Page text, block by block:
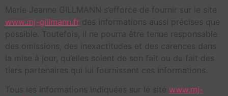
Marie Jeanne GILLMANN s’efforce de fournir sur le site
www.mj-gillmann.fr des informations aussi précises que
possible. Toutefois, il ne pourra être tenue responsable
des omissions, des inexactitudes et des carences dans
la mise à jour, qu’elles soient de son fait ou du fait des
tiers partenaires qui lui fournissent ces informations.
Tous les informations indiquées sur le site www.mj-